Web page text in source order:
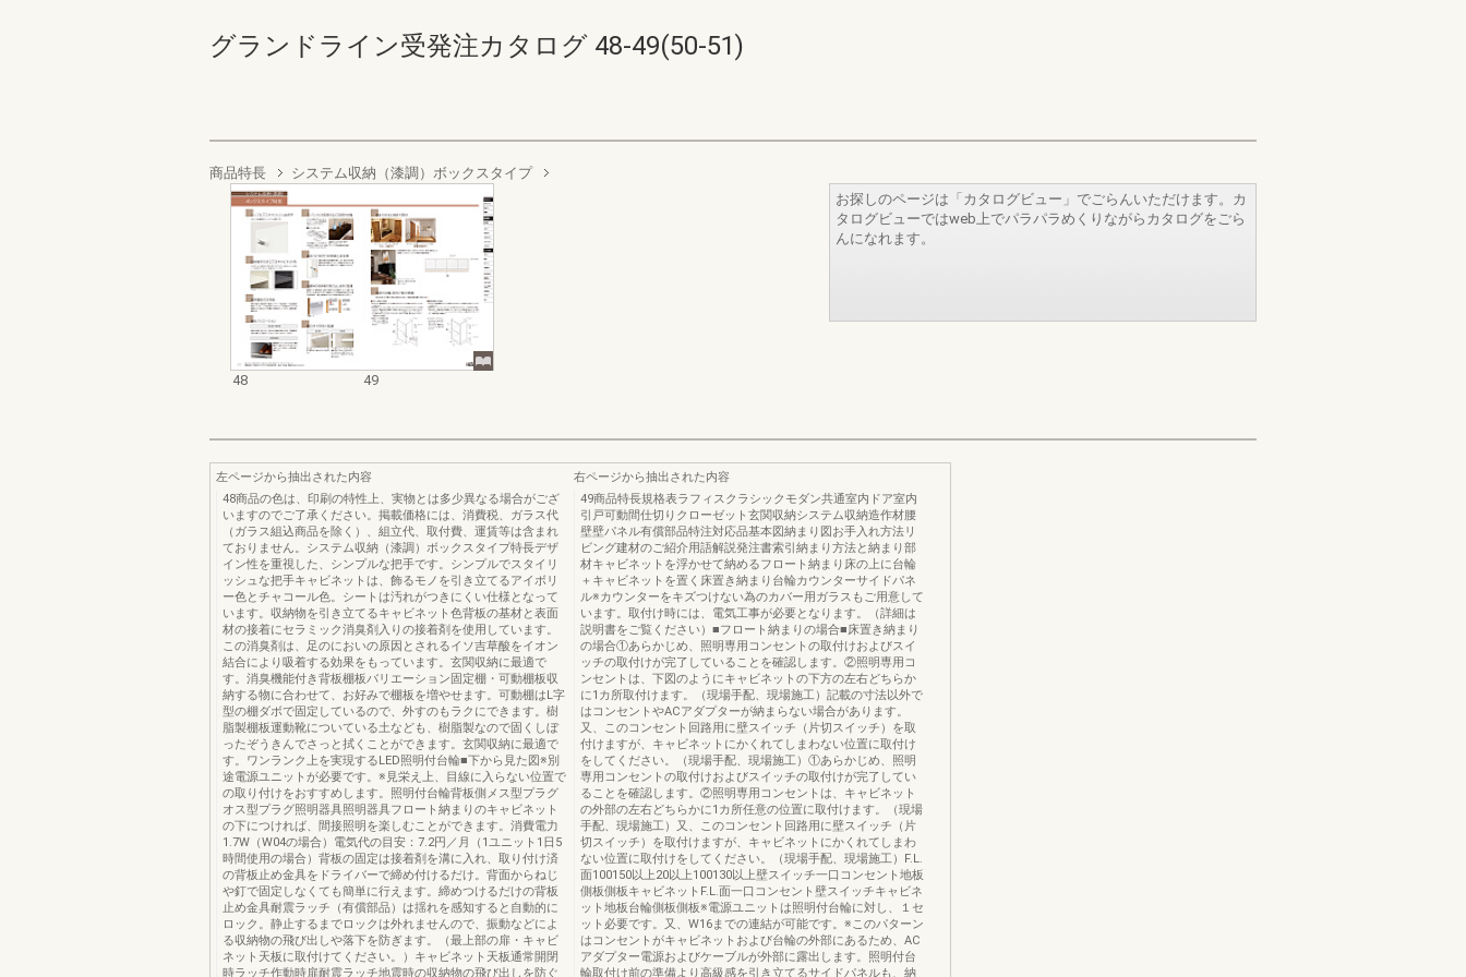
グランドライン受発注カタログ 48-49(50-51)
商品特長 システム収納（漆調）ボックスタイプ
48 49
お探しのページは「カタログビュー」でごらんいただけます。カ
タログビューではweb上でパラパラめくりながらカタログをごら
んになれます。
左ページから抽出された内容
48商品の色は、印刷の特性上、実物とは多少異なる場合がござ
いますのでご了承ください。掲載価格には、消費税、ガラス代
（ガラス組込商品を除く）、組立代、取付費、運賃等は含まれ
ておりません。システム収納（漆調）ボックスタイプ特長デザ
イン性を重視した、シンプルな把手です。シンプルでスタイリ
ッシュな把手キャビネットは、飾るモノを引き立てるアイボリ
ー色とチャコール色。シートは汚れがつきにくい仕様となって
います。収納物を引き立てるキャビネット色背板の基材と表面
材の接着にセラミック消臭剤入りの接着剤を使用しています。
この消臭剤は、足のにおいの原因とされるイソ吉草酸をイオン
結合により吸着する効果をもっています。玄関収納に最適で
す。消臭機能付き背板棚板バリエーション固定棚・可動棚板収
納する物に合わせて、お好みで棚板を増やせます。可動棚はL字
型の棚ダボで固定しているので、外すのもラクにできます。樹
脂製棚板運動靴についている土なども、樹脂製なので固くしぼ
ったぞうきんでさっと拭くことができます。玄関収納に最適で
す。ワンランク上を実現するLED照明付台輪■下から見た図※別
途電源ユニットが必要です。※見栄え上、目線に入らない位置で
の取り付けをおすすめします。照明付台輪背板側メス型プラグ
オス型プラグ照明器具照明器具フロート納まりのキャビネット
の下につければ、間接照明を楽しむことができます。消費電力
1.7W（W04の場合）電気代の目安：7.2円／月（1ユニット1日5
時間使用の場合）背板の固定は接着剤を溝に入れ、取り付け済
の背板止め金具をドライバーで締め付けるだけ。背面からねじ
や釘で固定しなくても簡単に行えます。締めつけるだけの背板
止め金具耐震ラッチ（有償部品）は揺れを感知すると自動的に
ロック。静止するまでロックは外れませんので、振動などによ
る収納物の飛び出しや落下を防ぎます。（最上部の扉・キャビ
ネット天板に取付けてください。）キャビネット天板通常開閉
時ラッチ作動時扉耐震ラッチ地震時の収納物の飛び出しを防ぐ
右ページから抽出された内容
49商品特長規格表ラフィスクラシックモダン共通室内ドア室内
引戸可動間仕切りクローゼット玄関収納システム収納造作材腰
壁壁パネル有償部品特注対応品基本図納まり図お手入れ方法リ
ビング建材のご紹介用語解説発注書索引納まり方法と納まり部
材キャビネットを浮かせて納めるフロート納まり床の上に台輪
＋キャビネットを置く床置き納まり台輪カウンターサイドパネ
ル※カウンターをキズつけない為のカバー用ガラスもご用意して
います。取付け時には、電気工事が必要となります。（詳細は
説明書をご覧ください）■フロート納まりの場合■床置き納まり
の場合①あらかじめ、照明専用コンセントの取付けおよびスイ
ッチの取付けが完了していることを確認します。②照明専用コ
ンセントは、下図のようにキャビネットの下方の左右どちらか
に1カ所取付けます。（現場手配、現場施工）記載の寸法以外で
はコンセントやACアダプターが納まらない場合があります。
又、このコンセント回路用に壁スイッチ（片切スイッチ）を取
付けますが、キャビネットにかくれてしまわない位置に取付け
をしてください。（現場手配、現場施工）①あらかじめ、照明
専用コンセントの取付けおよびスイッチの取付けが完了してい
ることを確認します。②照明専用コンセントは、キャビネット
の外部の左右どちらかに1カ所任意の位置に取付けます。（現場
手配、現場施工）又、このコンセント回路用に壁スイッチ（片
切スイッチ）を取付けますが、キャビネットにかくれてしまわ
ない位置に取付けをしてください。（現場手配、現場施工）F.L.
面100150以上20以上100130以上壁スイッチ一口コンセント地板
側板側板キャビネットF.L.面一口コンセント壁スイッチキャビネ
ット地板台輪側板側板※電源ユニットは照明付台輪に対し、１セ
ット必要です。又、W16までの連結が可能です。※このパターン
はコンセントがキャビネットおよび台輪の外部にあるため、AC
アダプター電源およびケーブルが外部に露出します。照明付台
輪取付け前の準備より高級感を引き立てるサイドパネルも、納